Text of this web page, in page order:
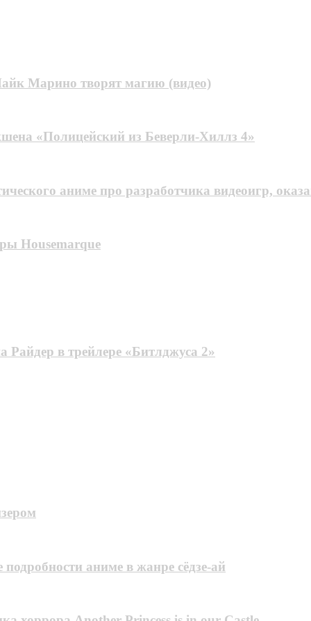
Марино творят магию (видео)
«Полицейский из Беверли-Хиллз 4»
аниме про разработчика видеоигр,
Housemarque
в трейлере «Битлджусa 2»
аниме в жанре сёдзе-ай